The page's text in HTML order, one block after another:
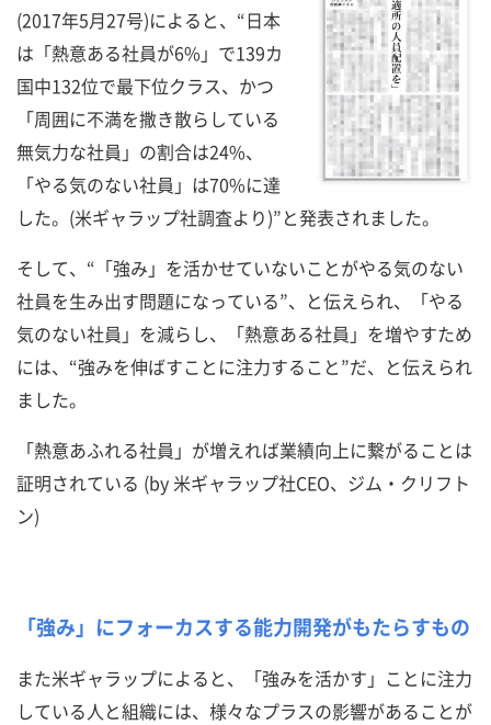
(2017年5月27号)によると、“日本
は「熱意ある社員が6%」で139カ
国中132位で最下位クラス、かつ
「周囲に不満を撒き散らしている
無気力な社員」の割合は24%、
「やる気のない社員」は70%に達
した。(米ギャラップ社調査より)”と発表されました。
そして、“「強み」を活かせていないことがやる気のない
社員を生み出す問題になっている”、と伝えられ、「やる
気のない社員」を減らし、「熱意ある社員」を増やすため
には、“強みを伸ばすことに注力すること”だ、と伝えられ
ました。
「熱意あふれる社員」が増えれば業績向上に繋がることは
証明されている (by 米ギャラップ社CEO、ジム・クリフト
ン)
「強み」にフォーカスする能力開発がもたらすもの
また米ギャラップによると、「強みを活かす」ことに注力
している人と組織には、様々なプラスの影響があることが